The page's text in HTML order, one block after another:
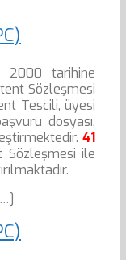
2000 tarihine
Sözleşmesi
Tescili, üyesi
dosyası,
41
Sözleşmesi ile